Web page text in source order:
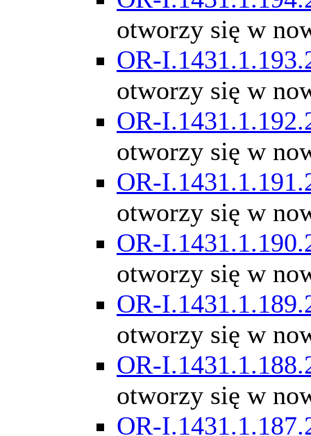
otworzy się w
OR-
otworzy się w
OR-
otworzy się w
OR-
otworzy się w
OR-
otworzy się w
OR-
otworzy się w
OR-
otworzy się w
OR-